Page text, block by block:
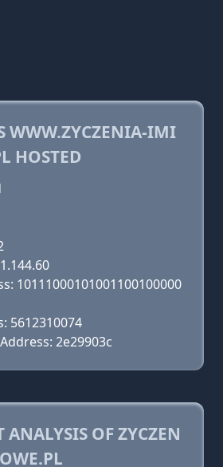
WWW.ZYCZENIA-IMI
HOSTED
10111000101001100100000
5612310074
2e29903c
ANALYSIS OF ZYCZEN